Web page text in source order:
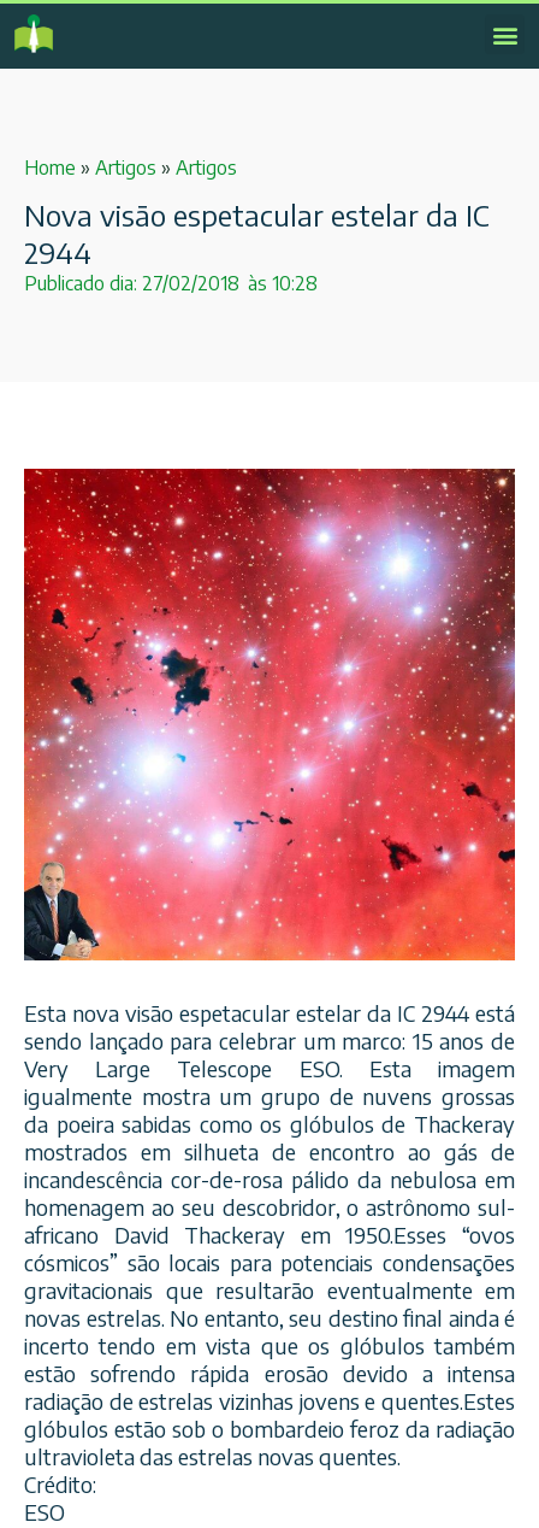
Home » Artigos » Artigos
Nova visão espetacular estelar da IC
2944
Publicado dia: 27/02/2018 às 10:28
Esta nova visão espetacular estelar da IC 2944 está
sendo lançado para celebrar um marco: 15 anos de
Very Large Telescope ESO. Esta imagem
igualmente mostra um grupo de nuvens grossas
da poeira sabidas como os glóbulos de Thackeray
mostrados em silhueta de encontro ao gás de
incandescência cor-de-rosa pálido da nebulosa em
homenagem ao seu descobridor, o astrônomo sul-
africano David Thackeray em 1950.Esses “ovos
cósmicos” são locais para potenciais condensações
gravitacionais que resultarão eventualmente em
novas estrelas. No entanto, seu destino final ainda é
incerto tendo em vista que os glóbulos também
estão sofrendo rápida erosão devido a intensa
radiação de estrelas vizinhas jovens e quentes.Estes
glóbulos estão sob o bombardeio feroz da radiação
ultravioleta das estrelas novas quentes.
Crédito:
ESO